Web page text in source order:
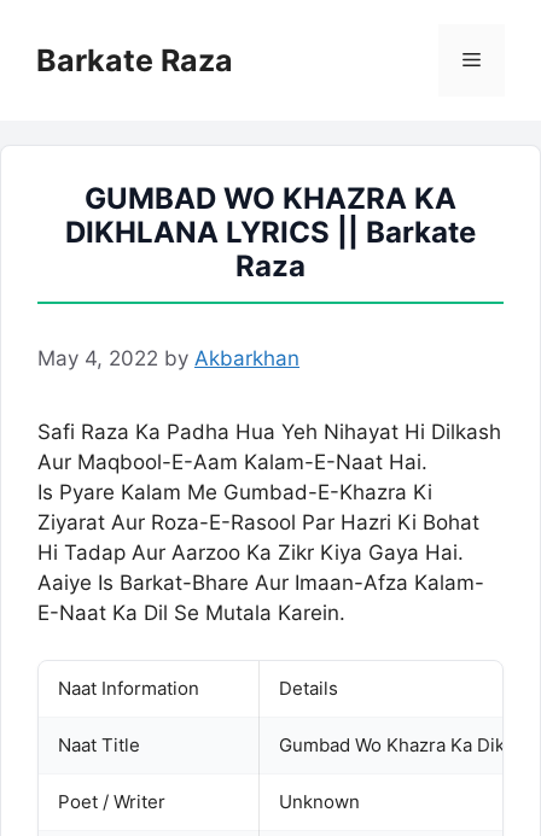
contentBarkate Raza Menu
GUMBAD WO KHAZRA KA
DIKHLANA LYRICS || Barkate
Raza
May 4, 2022 by Akbarkhan
Safi Raza Ka Padha Hua Yeh Nihayat Hi Dilkash
Aur Maqbool-E-Aam Kalam-E-Naat Hai.
Is Pyare Kalam Me Gumbad-E-Khazra Ki
Ziyarat Aur Roza-E-Rasool Par Hazri Ki Bohat
Hi Tadap Aur Aarzoo Ka Zikr Kiya Gaya Hai.
Aaiye Is Barkat-Bhare Aur Imaan-Afza Kalam-
E-Naat Ka Dil Se Mutala Karein.
Naat Information Details
Naat Title Gumbad Wo Khazra Ka
Poet / Writer Unknown